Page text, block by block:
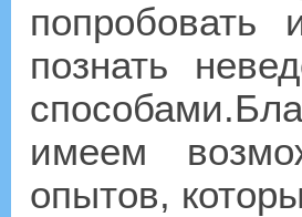
познать
имеем
опытов,